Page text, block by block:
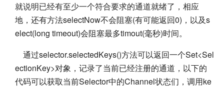
就说明已经有至少一个符合要求的通道就绪了，相应
地，还有方法selectNow不会阻塞(有可能返回0)，以及s
elect(long timeout)会阻塞最多timout(毫秒)时间。
通过selector.selectedKeys()方法可以返回一个Set<Sel
ectionKey>对象，记录了当前已经注册的通道，以下的
代码可以获取当前Selector中的Channel状态们，调用ke